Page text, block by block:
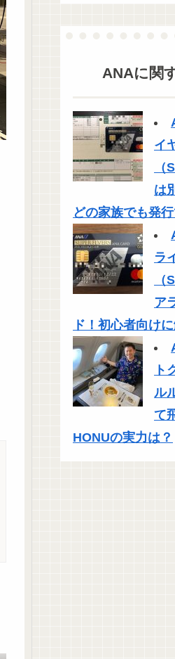
ANAに関
イ
は
どの家族でも発
ラ
ア
ド！初心者向け
ト
ル
て
HONUの実力は？